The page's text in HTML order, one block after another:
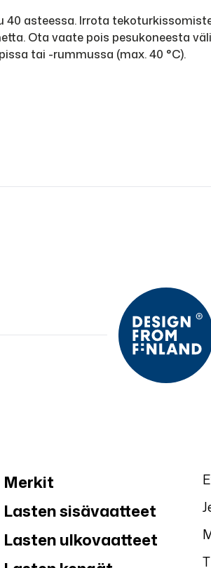
40 asteessa. Irrota
Ota vaate pois pesukoneesta
tai -rummussa (max. 40 °C).
Merkit
Lasten sisävaatteet
Lasten ulkovaatteet